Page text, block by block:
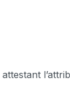
attestant